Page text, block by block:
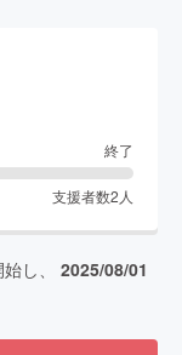
終了
支援者数2 人
し、 2025/08/01